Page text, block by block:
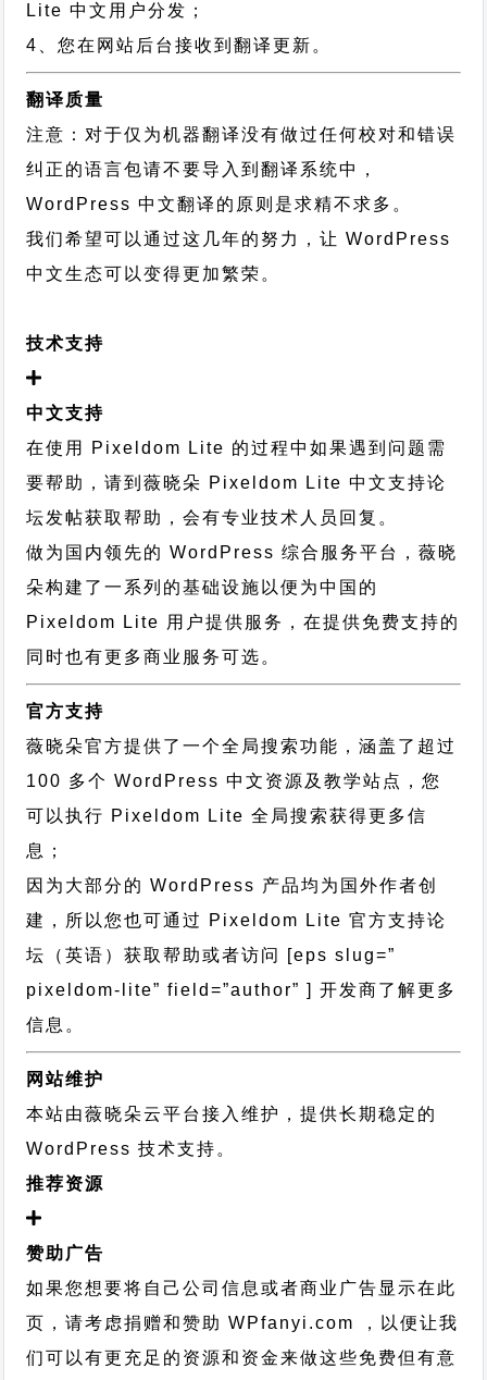
Lite 中文用户分发；
4、您在网站后台接收到翻译更新。
翻译质量
注意：对于仅为机器翻译没有做过任何校对和错误
纠正的语言包请不要导入到翻译系统中，
WordPress 中文翻译的原则 是求精不求多。
我们希望可以通过这几年的努力，让 WordPress
中文生态可以变得更加繁荣。
技术支持
中文支持
在使用 Pixeldom Lite 的过程中如果遇到问题需
要帮助，请到薇晓朵 Pixeldom Lite 中文支持论
坛发帖获取帮助，会有专业技术人员回复。
做为国内领先的 WordPress 综合服务平台，薇晓
朵构建了一系列的基础设施以便为中国的
Pixeldom Lite 用户提供服务，在提供免费支持的
同时也有更多商业服务可选。
官方支持
薇晓朵官方提供了一个全局搜索功能，涵盖了超过
100 多个 WordPress 中文资源及教学站点，您
可以执行 Pixeldom Lite 全局搜索获得更多信
息；
因为大部分的 WordPress 产品均为国外作者创
建，所以您也可通过 Pixeldom Lite 官方支持论
坛
（英语）获取帮助或者访问 [eps slug=”
pixeldom-lite” field=”author” ] 开发商了解更多
信息。
网站维护
本站由薇晓朵云平台接入维护，提供长期稳定的
WordPress 技术支持 。
推荐资源
赞助广告
如果您想要将自己公司信息或者商业广告显示在此
页，请考虑捐赠和赞助 WPfanyi.com ，以便让我
们可以有更充足的资源和资金来做这些免费但有意